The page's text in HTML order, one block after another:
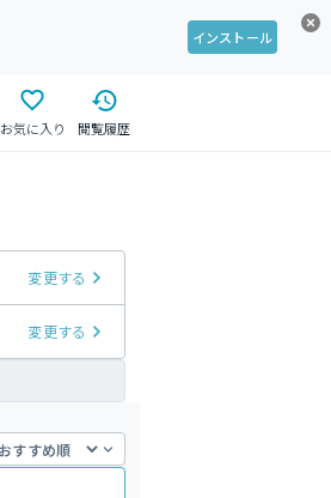
インストール
お気に入り 閲覧履歴
変更する
変更する